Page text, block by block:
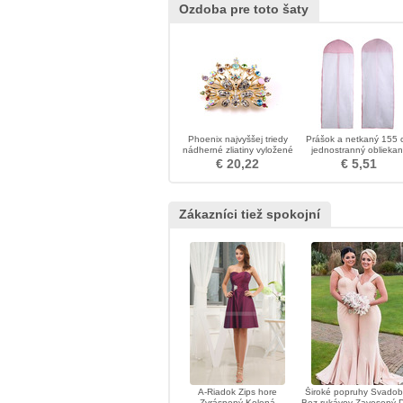
Ozdoba pre toto šaty
Phoenix najvyššej triedy
nádherné zliatiny vyložené
diamant brož
€ 20,22
Prášok a netkaný 155
jednostranný
krycí kryt prachu v texte
€ 5,51
Zákazníci tiež spokojní
A-Riadok Zips hore
Široké popruhy